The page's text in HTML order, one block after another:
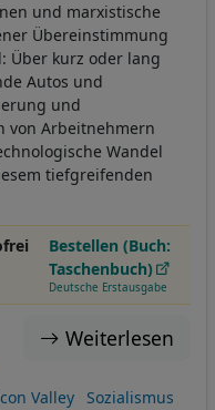
und marxistische
Übereinstimmung
Über kurz oder lang
Autos und
und
von Arbeitnehmern
Wandel
tiefgreifenden
Bestellen (Buch:
Taschenbuch)
Deutsche Erstausgabe
Weiterlesen
Valley Sozialismus